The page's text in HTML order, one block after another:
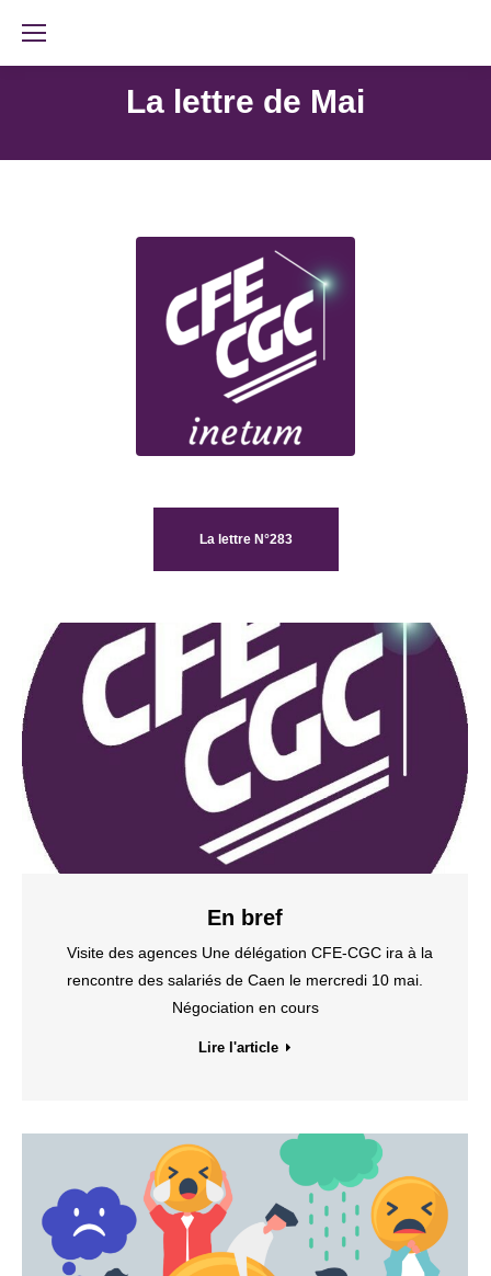
La lettre de Mai
La lettre N°283
En bref
Visite des agences Une délégation CFE-CGC ira à la
rencontre des salariés de Caen le mercredi 10 mai.
Négociation en cours
Lire l'article